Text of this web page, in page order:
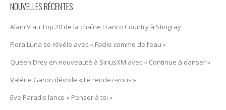
NOUVELLES RÉCENTES
Alain V au Top 20 de la chaîne Franco Country à Stingray
Flora Luna se révèle avec « Facile comme de l’eau »
Queen Drey en nouveauté à SiriusXM avec « Continue à danser »
Valérie Garon dévoile « Le rendez-vous »
Eve Paradis lance « Penser à toi »